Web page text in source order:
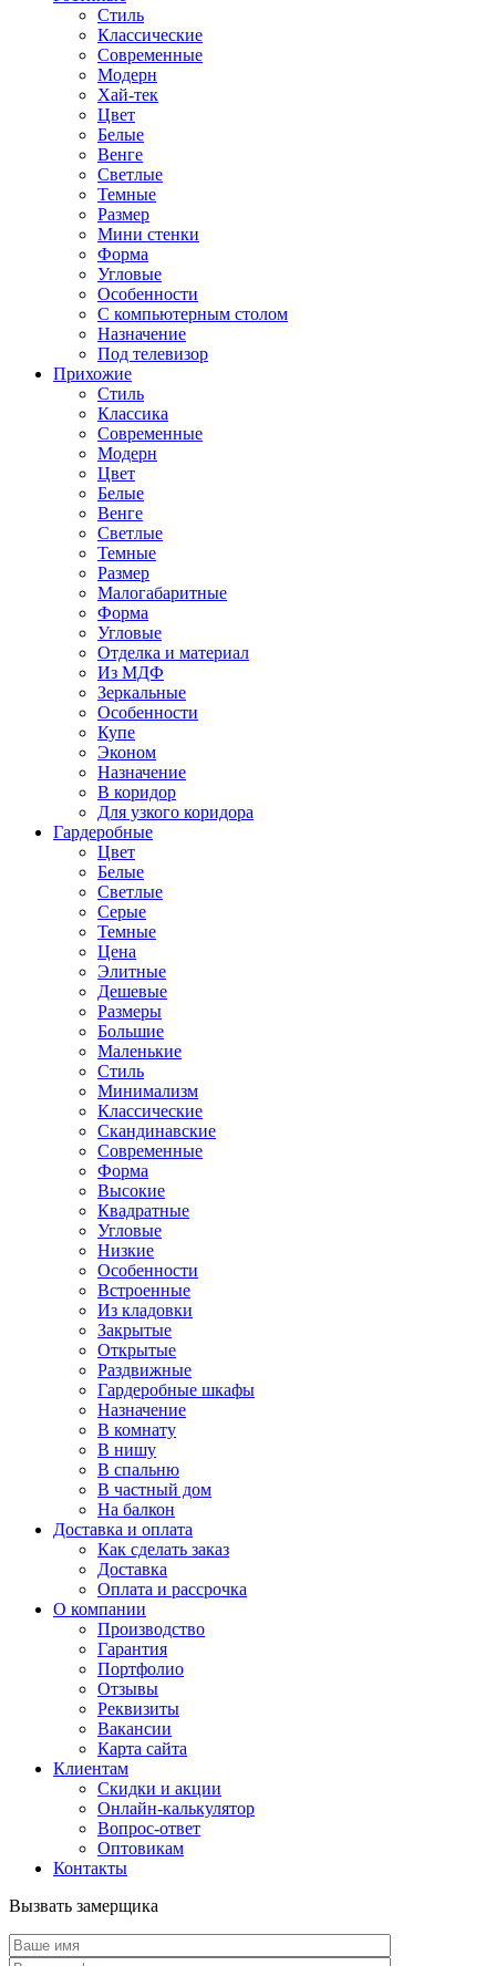
Стиль
Классические
Современные
Модерн
Хай-тек
Цвет
Белые
Венге
Светлые
Темные
Размер
Мини стенки
Форма
Угловые
Особенности
С компьютерным столом
Назначение
Под телевизор
Прихожие
Стиль
Классика
Современные
Модерн
Цвет
Белые
Венге
Светлые
Темные
Размер
Малогабаритные
Форма
Угловые
Отделка и материал
Из МДФ
Зеркальные
Особенности
Купе
Эконом
Назначение
В коридор
Для узкого коридора
Гардеробные
Цвет
Белые
Светлые
Серые
Темные
Цена
Элитные
Дешевые
Размеры
Большие
Маленькие
Стиль
Минимализм
Классические
Скандинавские
Современные
Форма
Высокие
Квадратные
Угловые
Низкие
Особенности
Встроенные
Из кладовки
Закрытые
Открытые
Раздвижные
Гардеробные шкафы
Назначение
В комнату
В нишу
В спальню
В частный дом
На балкон
Доставка и оплата
Как сделать заказ
Доставка
Оплата и рассрочка
О компании
Производство
Гарантия
Портфолио
Отзывы
Реквизиты
Вакансии
Карта сайта
Клиентам
Скидки и акции
Онлайн-калькулятор
Вопрос-ответ
Оптовикам
Контакты
Вызвать замерщика